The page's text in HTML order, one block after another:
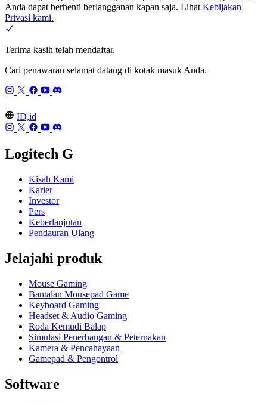
Anda dapat berhenti berlangganan kapan saja. Lihat Kebijakan
Privasi kami.
Terima kasih telah mendaftar.
Cari penawaran selamat datang di kotak masuk Anda.
ID,id
Logitech G
Kisah Kami
Karier
Investor
Pers
Keberlanjutan
Pendauran Ulang
Jelajahi produk
Mouse Gaming
Bantalan Mousepad Game
Keyboard Gaming
Headset & Audio Gaming
Roda Kemudi Balap
Simulasi Penerbangan & Peternakan
Kamera & Pencahayaan
Gamepad & Pengontrol
Software